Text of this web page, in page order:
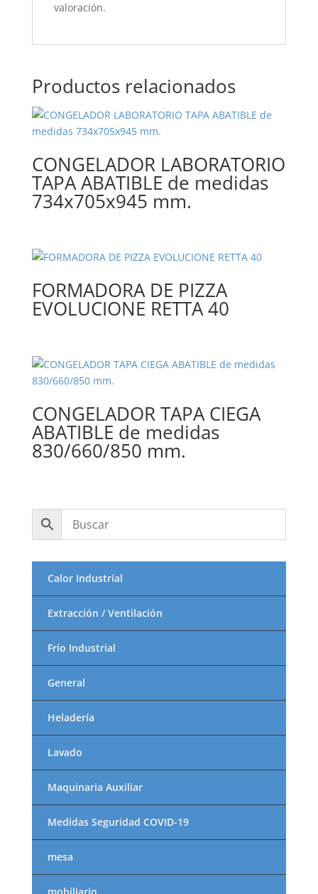
valoración.
Productos relacionados
CONGELADOR LABORATORIO
TAPA ABATIBLE de medidas
734x705x945 mm.
FORMADORA DE PIZZA
EVOLUCIONE RETTA 40
CONGELADOR TAPA CIEGA
ABATIBLE de medidas
830/660/850 mm.
Calor Industrial
Extracción / Ventilación
Frío Industrial
General
Heladería
Lavado
Maquinaria Auxiliar
Medidas Seguridad COVID-19
mesa
mobiliario